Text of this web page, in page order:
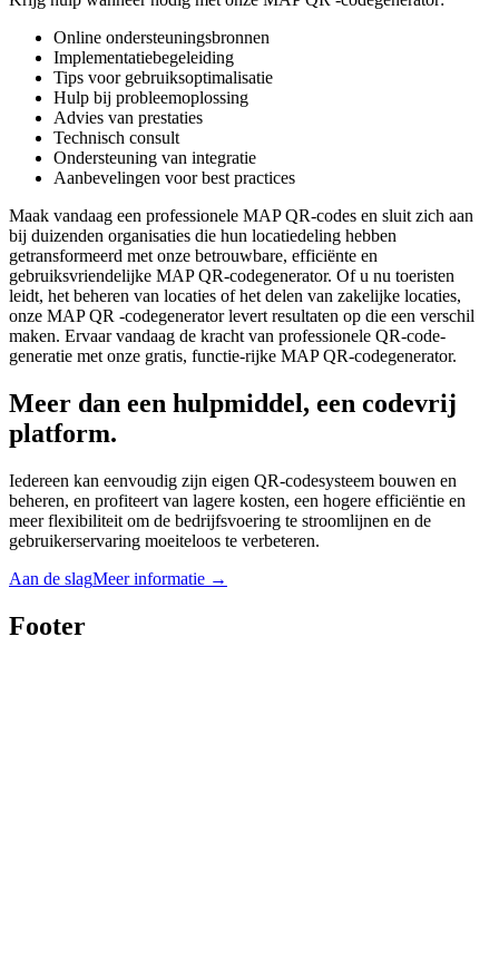
Online ondersteuningsbronnen
Implementatiebegeleiding
Tips voor gebruiksoptimalisatie
Hulp bij probleemoplossing
Advies van prestaties
Technisch consult
Ondersteuning van integratie
Aanbevelingen voor best practices
Maak vandaag een professionele MAP QR-codes en sluit zich aan
bij duizenden organisaties die hun locatiedeling hebben
getransformeerd met onze betrouwbare, efficiënte en
gebruiksvriendelijke MAP QR-codegenerator. Of u nu toeristen
leidt, het beheren van locaties of het delen van zakelijke locaties,
onze MAP QR -codegenerator levert resultaten op die een verschil
maken. Ervaar vandaag de kracht van professionele QR-code-
generatie met onze gratis, functie-rijke MAP QR-codegenerator.
Meer dan een hulpmiddel, een codevrij
platform.
Iedereen kan eenvoudig zijn eigen QR-codesysteem bouwen en
beheren, en profiteert van lagere kosten, een hogere efficiëntie en
meer flexibiliteit om de bedrijfsvoering te stroomlijnen en de
gebruikerservaring moeiteloos te verbeteren.
Aan de slagMeer informatie →
Footer